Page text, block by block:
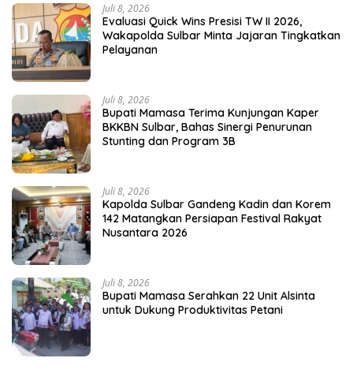
Juli 8, 2026
Evaluasi Quick Wins Presisi TW II 2026,
Wakapolda Sulbar Minta Jajaran Tingkatkan
Pelayanan
Juli 8, 2026
Bupati Mamasa Terima Kunjungan Kaper
BKKBN Sulbar, Bahas Sinergi Penurunan
Stunting dan Program 3B
Juli 8, 2026
Kapolda Sulbar Gandeng Kadin dan Korem
142 Matangkan Persiapan Festival Rakyat
Nusantara 2026
Juli 8, 2026
Bupati Mamasa Serahkan 22 Unit Alsinta
untuk Dukung Produktivitas Petani